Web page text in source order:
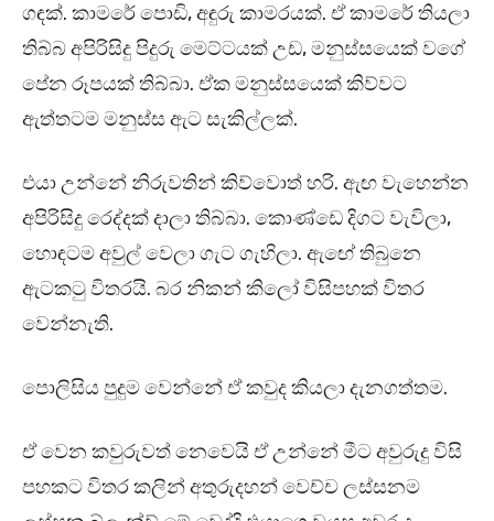
ගඳක්. කාමරේ පොඩි, අඳුරු කාමරයක්. ඒ කාමරේ තියලා
තිබ්බ අපිරිසිදු පිදුරු මෙට්ටයක් උඩ, මනුස්සයෙක් වගේ
පේන රූපයක් තිබ්බා. ඒක මනුස්සයෙක් කිව්වට
ඇත්තටම මනුස්ස ඇට සැකිල්ලක්.
එයා උන්නේ නිරුවතින් කිව්වොත් හරි. ඇඟ වැහෙන්න
අපිරිසිදු රෙද්දක් දාලා තිබ්බා. කොණ්ඩෙ දිගට වැවිලා,
හොඳටම අවුල් වෙලා ගැට ගැහිලා. ඇඟේ තිබුනෙ
ඇටකටු විතරයි. බර නිකන් කිලෝ විසිපහක් විතර
වෙන්නැති.
පොලිසිය පුදුම වෙන්නේ ඒ කවුද කියලා දැනගත්තම.
ඒ වෙන කවුරුවත් නෙවෙයි ඒ උන්නේ මීට අවුරුදු විසි
පහකට විතර කලින් අතුරුදහන් වෙච්ච ලස්සනම